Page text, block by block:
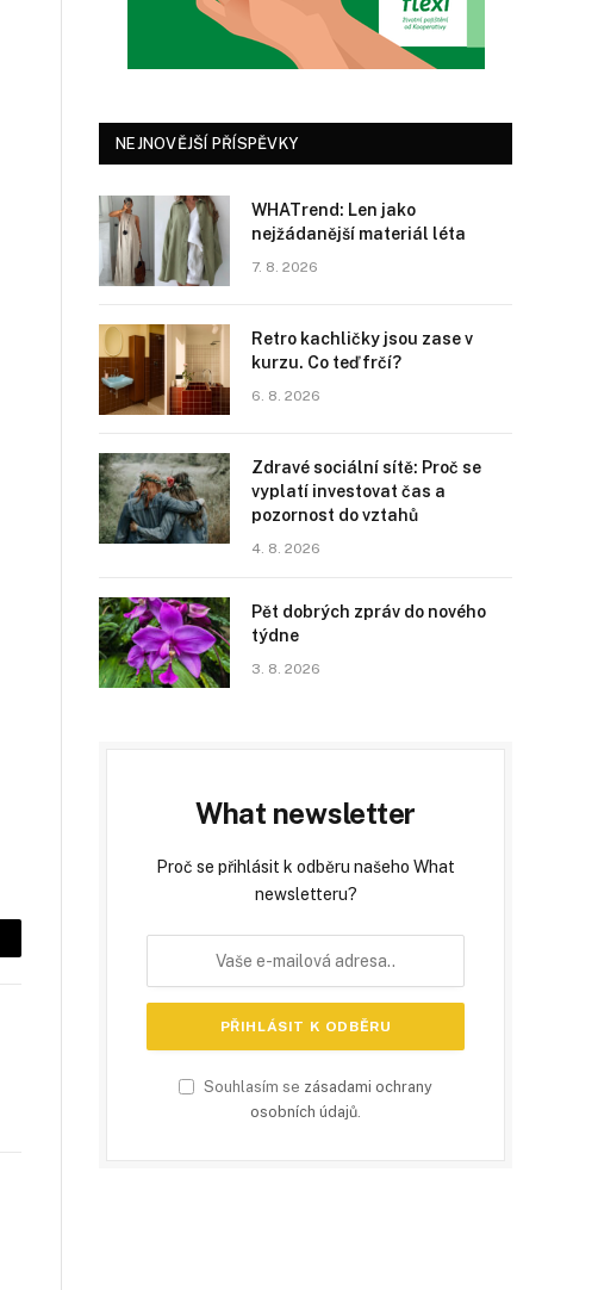
NEJNOVĚJŠÍ PŘÍSPĚVKY
WHATrend: Len jako
nejžádanější materiál léta
7. 8. 2026
Retro kachličky jsou zase v
kurzu. Co teď frčí?
6. 8. 2026
Zdravé sociální sítě: Proč se
vyplatí investovat čas a
pozornost do vztahů
4. 8. 2026
Pět dobrých zpráv do nového
týdne
3. 8. 2026
What newsletter
Proč se přihlásit k odběru našeho What
newsletteru?
Souhlasím se zásadami ochrany
osobních údajů